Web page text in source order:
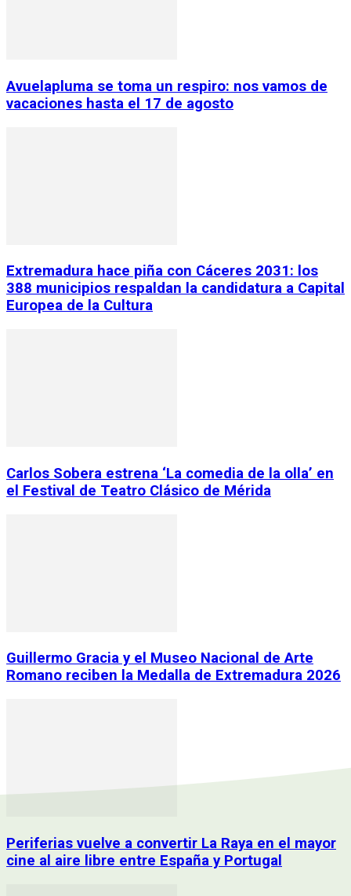
Avuelapluma se toma un respiro: nos vamos de
vacaciones hasta el 17 de agosto
Extremadura hace piña con Cáceres 2031: los
388 municipios respaldan la candidatura a Capital
Europea de la Cultura
Carlos Sobera estrena ‘La comedia de la olla’ en
el Festival de Teatro Clásico de Mérida
Guillermo Gracia y el Museo Nacional de Arte
Romano reciben la Medalla de Extremadura 2026
Periferias vuelve a convertir La Raya en el mayor
cine al aire libre entre España y Portugal